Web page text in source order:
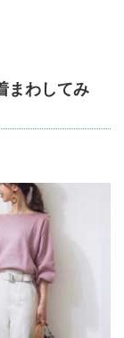
わしてみ